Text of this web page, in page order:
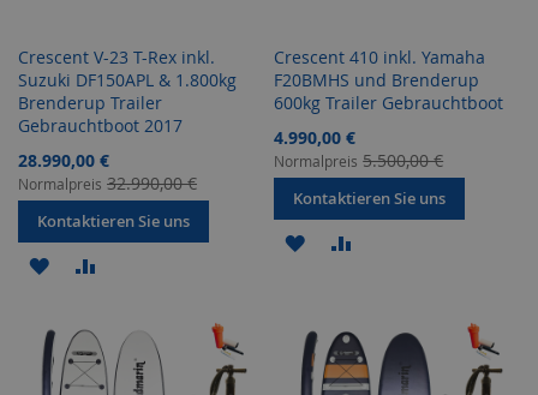
Crescent V-23 T-Rex inkl.
Suzuki DF150APL & 1.800kg
Brenderup Trailer
Gebrauchtboot 2017
Sonderangebot
28.990,00 €
Normalpreis 32.990,00 €
Kontaktieren Sie uns
ZUR
HINZUFÜGEN
HINZUFÜGEN
Crescent 410 inkl. Yamaha
F20BMHS und Brenderup
600kg Trailer Gebrauchtboot
Sonderangebot
4.990,00 €
Normalpreis 5.500,00 €
Kontaktieren Sie uns
ZUR
HINZUFÜGEN